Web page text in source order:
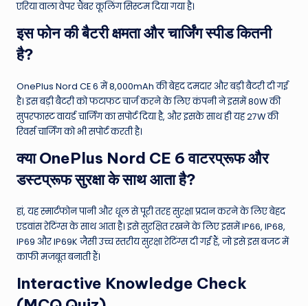
एरिया वाला वेपर चैंबर कूलिंग सिस्टम दिया गया है।
इस फोन की बैटरी क्षमता और चार्जिंग स्पीड कितनी
है?
OnePlus Nord CE 6 में 8,000mAh की बेहद दमदार और बड़ी बैटरी दी गई
है। इस बड़ी बैटरी को फटाफट चार्ज करने के लिए कंपनी ने इसमें 80W की
सुपरफास्ट वायर्ड चार्जिंग का सपोर्ट दिया है, और इसके साथ ही यह 27W की
रिवर्स चार्जिंग को भी सपोर्ट करती है।
क्या OnePlus Nord CE 6 वाटरप्रूफ और
डस्टप्रूफ सुरक्षा के साथ आता है?
हां, यह स्मार्टफोन पानी और धूल से पूरी तरह सुरक्षा प्रदान करने के लिए बेहद
एडवांस रेटिंग्स के साथ आता है। इसे सुरक्षित रखने के लिए इसमें IP66, IP68,
IP69 और IP69K जैसी उच्च स्तरीय सुरक्षा रेटिंग्स दी गई हैं, जो इसे इस बजट में
काफी मजबूत बनाती हैं।
Interactive Knowledge Check